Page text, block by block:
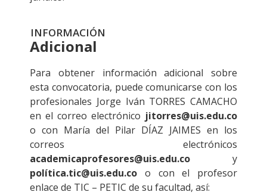
INFORMACIÓN
Adicional
Para obtener información adicional sobre
esta convocatoria, puede comunicarse con los
profesionales Jorge Iván TORRES CAMACHO
en el correo electrónico jitorres@uis.edu.co
o con María del Pilar DÍAZ JAIMES en los
correos electrónicos
academicaprofesores@uis.edu.co y
política.tic@uis.edu.co o con el profesor
enlace de TIC – PETIC de su facultad, así: